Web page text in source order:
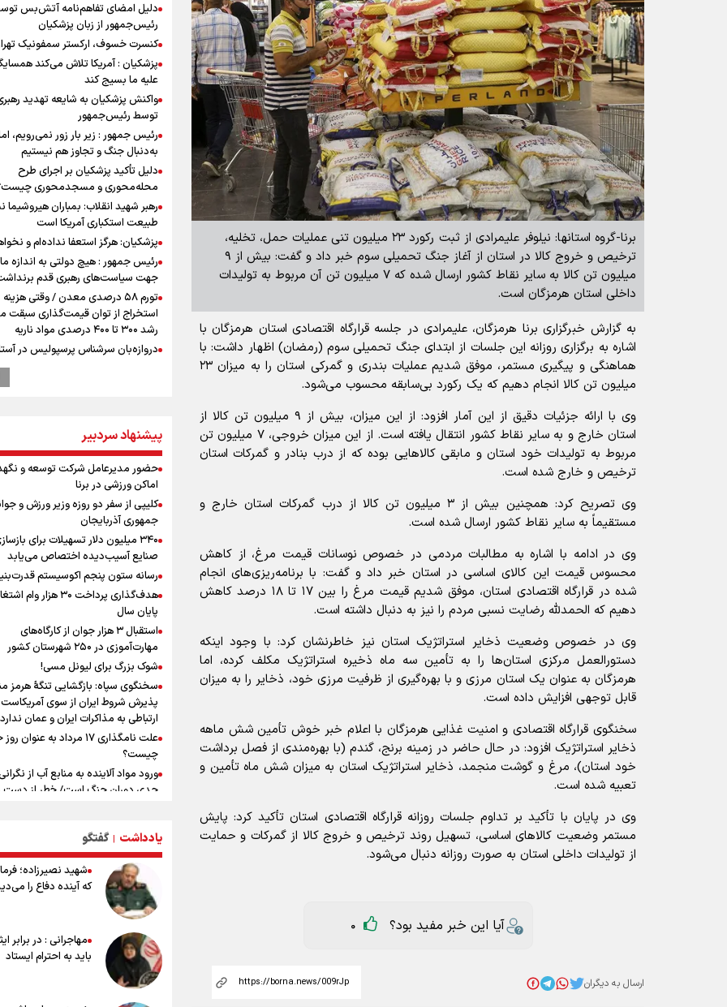
برنا-گروه استانها: نیلوفر علیمرادی از ثبت رکورد ۲۳ میلیون تنی عملیات حمل، تخلیه،
ترخیص و خروج کالا در استان از آغاز جنگ تحمیلی سوم خبر داد و گفت: بیش از ۹
میلیون تن کالا به سایر نقاط کشور ارسال شده که ۷ میلیون تن آن مربوط به تولیدات
داخلی استان هرمزگان است.
به گزارش خبرگزاری برنا هرمزگان، علیمرادی در جلسه قرارگاه اقتصادی استان هرمزگان با
اشاره به برگزاری روزانه این جلسات از ابتدای جنگ تحمیلی سوم (رمضان) اظهار داشت: با
هماهنگی و پیگیری مستمر، موفق شدیم عملیات بندری و گمرکی استان را به میزان ۲۳
میلیون تن کالا انجام دهیم که یک رکورد بی‌سابقه محسوب می‌شود.
وی با ارائه جزئیات دقیق از این آمار افزود: از این میزان، بیش از ۹ میلیون تن کالا از
استان خارج و به سایر نقاط کشور انتقال یافته است. از این میزان خروجی، ۷ میلیون تن
مربوط به تولیدات خود استان و مابقی کالاهایی بوده که از درب بنادر و گمرکات استان
ترخیص و خارج شده است.
وی تصریح کرد: همچنین بیش از ۳ میلیون تن کالا از درب گمرکات استان خارج و
مستقیماً به سایر نقاط کشور ارسال شده است.
وی در ادامه با اشاره به مطالبات مردمی در خصوص نوسانات قیمت مرغ، از کاهش
محسوس قیمت این کالای اساسی در استان خبر داد و گفت: با برنامه‌ریزی‌های انجام
شده در قرارگاه اقتصادی استان، موفق شدیم قیمت مرغ را بین ۱۷ تا ۱۸ درصد کاهش
دهیم که الحمدلله رضایت نسبی مردم را نیز به دنبال داشته است.
وی در خصوص وضعیت ذخایر استراتژیک استان نیز خاطرنشان کرد: با وجود اینکه
دستورالعمل مرکزی استان‌ها را به تأمین سه ماه ذخیره استراتژیک مکلف کرده، اما
هرمزگان به عنوان یک استان مرزی و با بهره‌گیری از ظرفیت مرزی خود، ذخایر را به میزان
قابل توجهی افزایش داده است.
سخنگوی قرارگاه اقتصادی و امنیت غذایی هرمزگان با اعلام خبر خوش تأمین شش ماهه
ذخایر استراتژیک افزود: در حال حاضر در زمینه برنج، گندم (با بهره‌مندی از فصل برداشت
خود استان)، مرغ و گوشت منجمد، ذخایر استراتژیک استان به میزان شش ماه تأمین و
تعبیه شده است.
وی در پایان با تأکید بر تداوم جلسات روزانه قرارگاه اقتصادی استان تأکید کرد: پایش
مستمر وضعیت کالاهای اساسی، تسهیل روند ترخیص و خروج کالا از گمرکات و حمایت
از تولیدات داخلی استان به صورت روزانه دنبال می‌شود.
آیا این خبر مفید بود؟ 0
ارسال به دیگران
دلیل امضای تفاهم‌نامه آتش‌بس
رئیس‌جمهور از زبان پزشکیان
کنسرت خسوف، ارکستر سمفونیک
پزشکیان : آمریکا تلاش می‌کند
علیه ما بسیج کند
واکنش پزشکیان به شایعه تهدید
توسط رئیس‌جمهور
رئیس جمهور : زیر بار زور نمی‌رویم،
به‌دنبال جنگ و تجاوز هم نیستیم
دلیل تأکید پزشکیان بر اجرای طرح
محله‌محوری و مسجدمحوری
رهبر شهید انقلاب: بمباران هیروشیما
طبیعت استکباری آمریکا است
پزشکیان: هرگز استعفا نداده‌ام و
رئیس جمهور : هیچ دولتی به اندازه
جهت سیاست‌های رهبری قدم
تورم ۵۸ درصدی معدن / وقتی هزینه
استخراج از توان قیمت‌گذاری سبقت
رشد ۳۰۰ تا ۴۰۰ درصدی مواد ناریه
دروازه‌بان سرشناس پرسپولیس در
پزشکیان: مذاکره به معنای تسلیم
وجود ندارد
طلا و دلار در آستانه یک تغییر مهم
طلاق؛ زنگ خطری برای خانواده و سرمایه
اجتماعی
رونمایی از شماره پیراهن جدید بازیکنان
استقلال
محمد نوری روبروی پرسپولیس می
افزایش شمار شهدای لبنان به چهار
۳۳۵ شهید
دبیرکل گردان‌های سیدالشهدا عراق:
تجاوزهای عربستان همچنان در دستور
است
یوسفی: جای بخیه سرم یادگار یک سانحه
است، نه دعوا!/ انتظار داشتیم تیم
گروهش صعود کند + فیلم
کالبدشکافی استقلال پیش از لیگ
بیست‌و‌ششم/ آبی‌پوشان با چه
لیگ می‌شوند؟
مروری بر زندگینامه خبرنگار شهید
صارمی»
به امروز اتفاقات بزرگی را رقم زدند
علت نامگذاری ۱۷ مرداد به عنوان
چیست؟
پیشنهاد سردبیر
حضور مدیرعامل شرکت توسعه و
اماکن ورزشی در برنا
کلیپی از سفر دو روزه وزیر ورزش و
جمهوری آذربایجان
۳۴۰ میلیون دلار تسهیلات برای
صنایع آسیب‌دیده اختصاص می‌یابد
رسانه ستون پنجم اکوسیستم
هدف‌گذاری پرداخت ۳۰ هزار وام
پایان سال
استقبال ۳ هزار جوان از کارگاه‌های
مهارت‌آموزی در ۲۵۰ شهرستان کشور
شوک بزرگ برای لیونل مسی!
سخنگوی سپاه: بازگشایی تنگۀ هرمز
پذیرش شروط ایران از سوی
ارتباطی به مذاکرات ایران و عمان ندارد
علت نامگذاری ۱۷ مرداد به عنوان
چیست؟
ورود مواد آلاینده به منابع آب از
جدی دوران جنگ است/ خطر از دست
صارمی»
۱۷ مرداد؛ روز خبرنگار
خانواده شهید لاریجانی: از اظهارات
درباره چگونگی شهادت اجتناب کنید
نکن آقای رونالدو
حیدری: افزایش تیم‌های جام جهانی
داشت و هم ضرر/ تیم ملی در جام
مردود نشد
یادداشت | گفتگو
شهید نصیرزاده؛
که آینده دفاع را
مهاجرانی : در برابر
باید به احترام ایستاد